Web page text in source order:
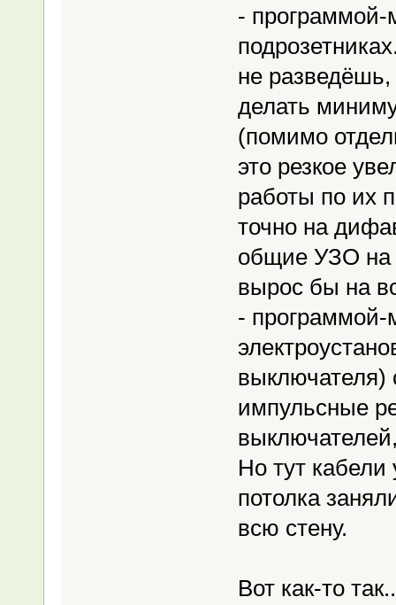
-
не
делать
(помимо
это резкое
работы по их
точно на
общие УЗО на
вырос бы на
- программой-
выключателя)
импульсные
Но тут кабели
потолка
всю стену.
Вот как-то